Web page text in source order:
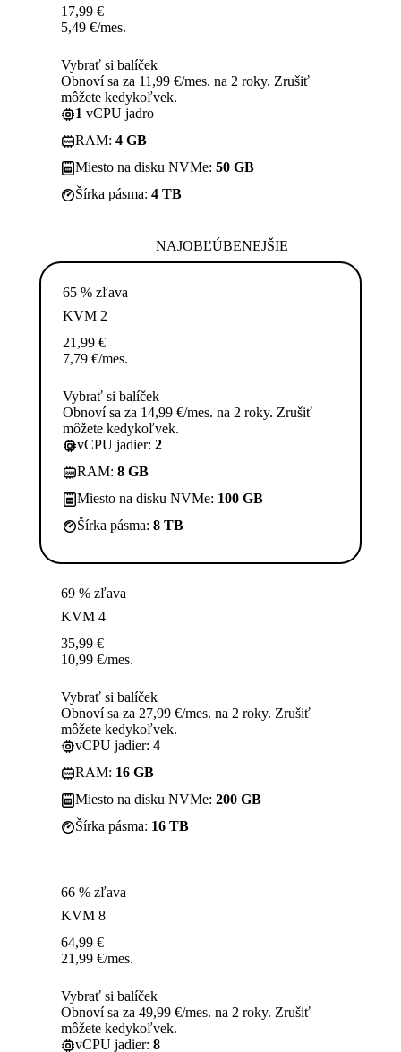
17,99 €
5,49 €/mes.
Vybrať si balíček
Obnoví sa za 11,99 €/mes. na 2 roky. Zrušiť
môžete kedykoľvek.
1 vCPU jadro
RAM: 4 GB
Miesto na disku NVMe: 50 GB
Šírka pásma: 4 TB
NAJOBĽÚBENEJŠIE
65 % zľava
KVM 2
21,99 €
7,79 €/mes.
Vybrať si balíček
Obnoví sa za 14,99 €/mes. na 2 roky. Zrušiť
môžete kedykoľvek.
vCPU jadier: 2
RAM: 8 GB
Miesto na disku NVMe: 100 GB
Šírka pásma: 8 TB
69 % zľava
KVM 4
35,99 €
10,99 €/mes.
Vybrať si balíček
Obnoví sa za 27,99 €/mes. na 2 roky. Zrušiť
môžete kedykoľvek.
vCPU jadier: 4
RAM: 16 GB
Miesto na disku NVMe: 200 GB
Šírka pásma: 16 TB
66 % zľava
KVM 8
64,99 €
21,99 €/mes.
Vybrať si balíček
Obnoví sa za 49,99 €/mes. na 2 roky. Zrušiť
môžete kedykoľvek.
vCPU jadier: 8